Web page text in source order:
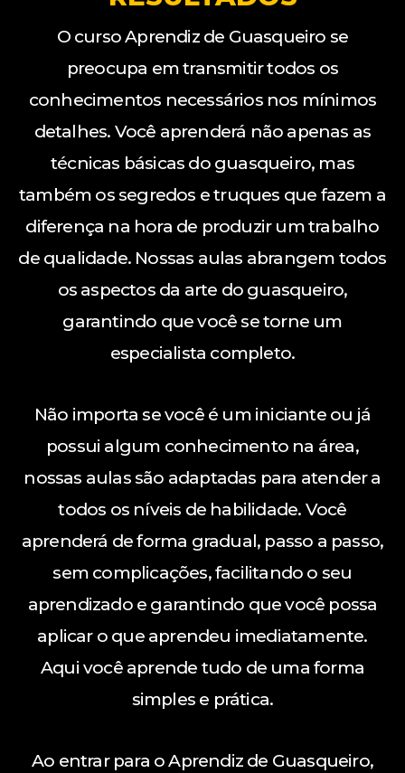
O curso Aprendiz de Guasqueiro se
preocupa em transmitir todos os
conhecimentos necessários nos mínimos
detalhes. Você aprenderá não apenas as
técnicas básicas do guasqueiro, mas
também os segredos e truques que fazem a
diferença na hora de produzir um trabalho
de qualidade. Nossas aulas abrangem todos
os aspectos da arte do guasqueiro,
garantindo que você se torne um
especialista completo.
Não importa se você é um iniciante ou já
possui algum conhecimento na área,
nossas aulas são adaptadas para atender a
todos os níveis de habilidade. Você
aprenderá de forma gradual, passo a passo,
sem complicações, facilitando o seu
aprendizado e garantindo que você possa
aplicar o que aprendeu imediatamente.
Aqui você aprende tudo de uma forma
simples e prática.
Ao entrar para o Aprendiz de Guasqueiro,